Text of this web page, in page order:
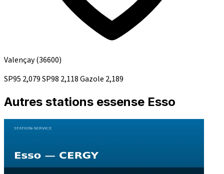
Valençay(36600)
SP95 2,079SP98 2,118Gazole 2,189
Autres stations essense Esso